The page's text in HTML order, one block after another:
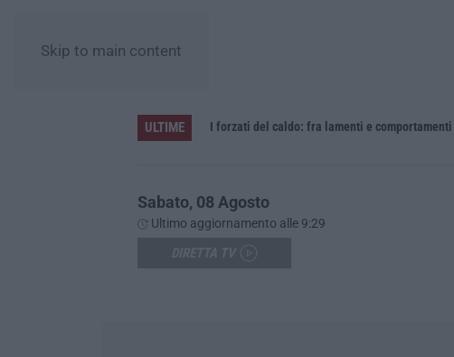
Skip to main content
ULTIME I forzati del caldo: fra lamenti e comportamenti
Sabato, 08 Agosto
Ultimo aggiornamento alle 9:29